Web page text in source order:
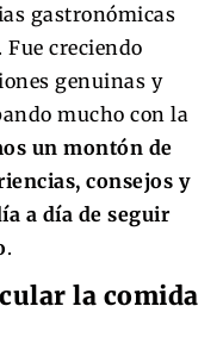
gastronómicas
creciendo
genuinas y
mucho con la
un montón de
consejos y
a día de seguir
.
la comida